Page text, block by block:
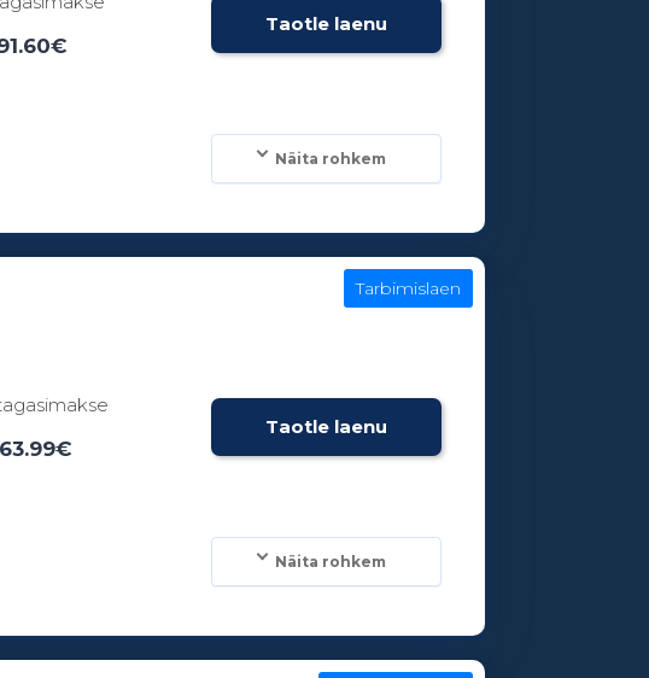
Taotle laenu
Näita rohkem
Taotle laenu
Tarbimislaen
Näita rohkem